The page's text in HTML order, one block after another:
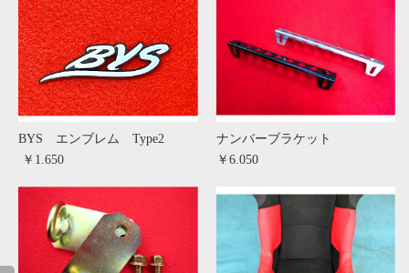
BYS エンブレム Type2
￥1.650
ナンバーブラケット
￥6.050